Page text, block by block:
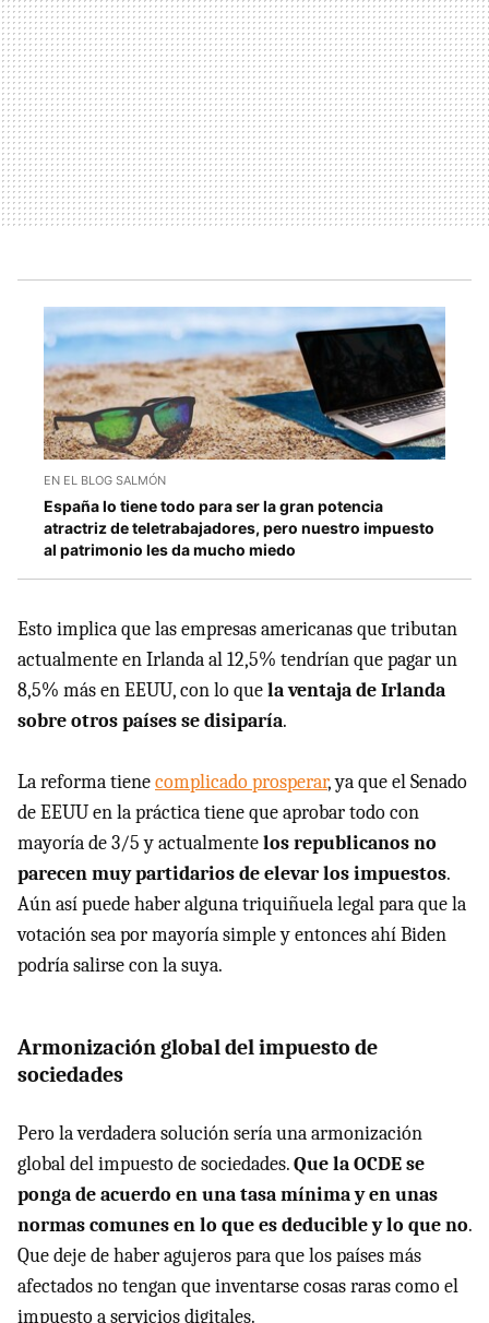
EN EL BLOG SALMÓN
España lo tiene todo para ser la gran potencia
atractriz de teletrabajadores, pero nuestro impuesto
al patrimonio les da mucho miedo
Esto implica que las empresas americanas que tributan
actualmente en Irlanda al 12,5% tendrían que pagar un
8,5% más en EEUU, con lo quela ventaja de Irlanda
sobre otros países se disiparía.
La reforma tienecomplicado prosperar, ya que el Senado
de EEUU en la práctica tiene que aprobar todo con
mayoría de 3/5 y actualmentelos republicanos no
parecen muy partidarios de elevar los impuestos.
Aún así puede haber alguna triquiñuela legal para que la
votación sea por mayoría simple y entonces ahí Biden
podría salirse con la suya.
Armonización global del impuesto de
sociedades
Pero la verdadera solución sería una armonización
global del impuesto de sociedades.Que la OCDE se
ponga de acuerdo en una tasa mínima y en unas
normas comunes en lo que es deducible y lo que no.
Que deje de haber agujeros para que los países más
afectados no tengan que inventarse cosas raras como el
impuesto a servicios digitales.